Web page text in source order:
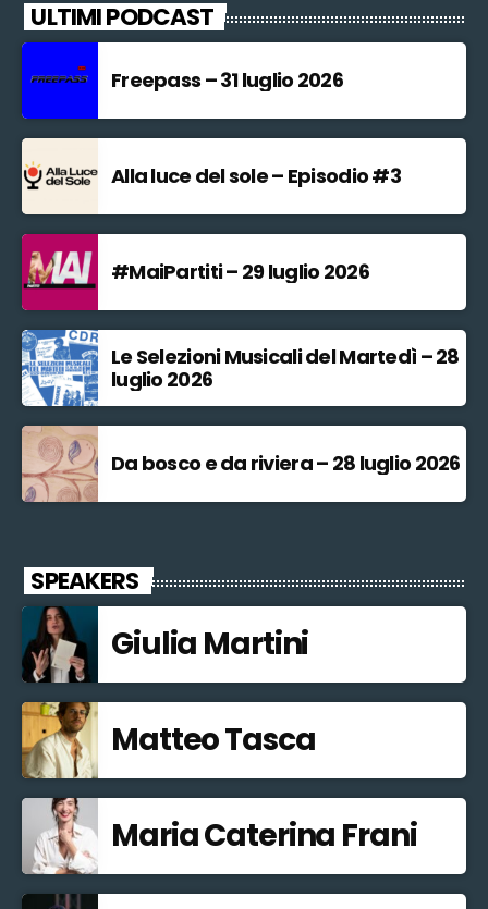
ULTIMI PODCAST
Freepass – 31 luglio 2026
Alla luce del sole – Episodio #3
#MaiPartiti – 29 luglio 2026
Le Selezioni Musicali del Martedì – 28
luglio 2026
Da bosco e da riviera – 28 luglio 2026
SPEAKERS
Giulia Martini
Matteo Tasca
Maria Caterina Frani